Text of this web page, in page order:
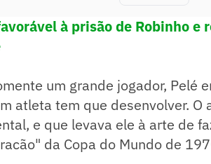
à prisão de Robinho e
um grande jogador, Pelé
atleta tem que desenvolver.
e que levava ele à arte de
da Copa do Mundo de